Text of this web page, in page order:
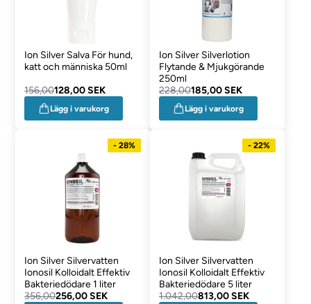
Ion Silver Salva För hund,
katt och människa 50ml
156,00128,00 SEK
Lägg i varukorg
Ion Silver Silverlotion
Flytande & Mjukgörande
250ml
228,00185,00 SEK
Lägg i varukorg
- 28%
Ion Silver Silvervatten
Ionosil Kolloidalt Effektiv
Bakteriedödare 1 liter
356,00256,00 SEK
- 22%
Ion Silver Silvervatten
Ionosil Kolloidalt Effektiv
Bakteriedödare 5 liter
1.042,00813,00 SEK